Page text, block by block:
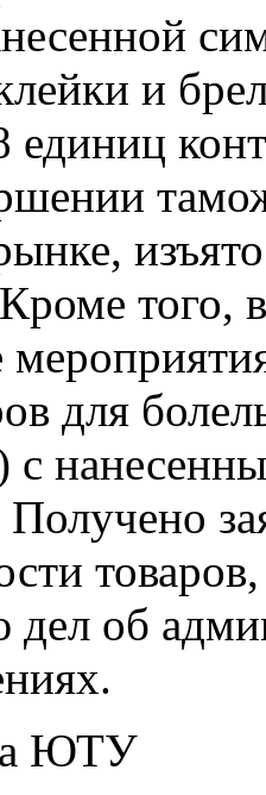
и
единиц
того,
для
с
дел об
ЮТУ